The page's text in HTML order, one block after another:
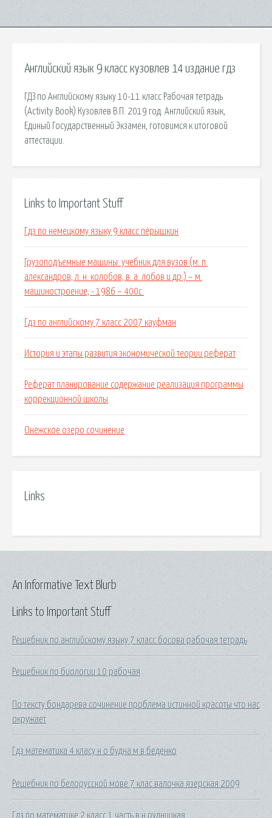
Английский язык 9 класс кузовлев 14 издание гдз
ГДЗ по Английскому языку 10-11 класс Рабочая тетрадь
(Activity Book) Кузовлев В.П. 2019 год. Английский язык,
Единый Государственный Экзамен, готовимся к итоговой
аттестации.
Links to Important Stuff
Гдз по немецкому языку 9 класс пёрышкин
Грузоподъемные машины: учебник для вузов (м. п.
александров, л. н. колобов, в. а. лобов и др.) – м.
машиностроение, - 1986 – 400с.
Гдз по английскому 7 класс 2007 кауфман
История и этапы развития экономической теории реферат
Реферат планирование содержание реализация программы
коррекционной школы
Онежское озеро сочинение
Links
Links to Important Stuff
Решебник по английскому языку 7 класс босова рабочая тетрадь
Решебник по биологии 10 рабочая
По тексту бондарева сочинение проблема истинной красоты что нас
окружает
Гдз математика 4 класу н о будна м в беденко
Решебник по белорусской мове 7 клас валочка язерская 2009
Гдз по математике 2 класс 1 часть в.н.рудницкая
An Informative Text Blurb